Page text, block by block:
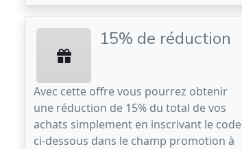
15% de réduction
Avec cette offre vous pourrez obtenir
une réduction de 15% du total de vos
achats simplement en inscrivant le code
ci-dessous dans le champ promotion à